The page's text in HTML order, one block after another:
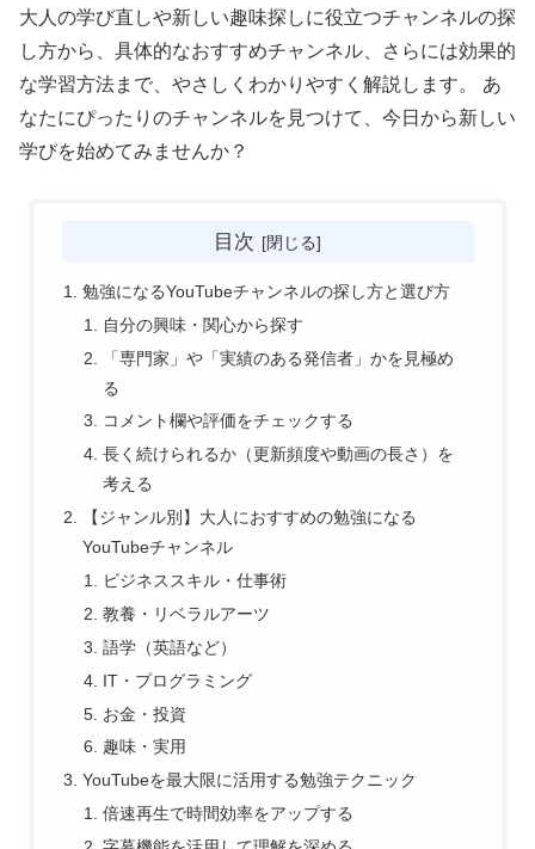
大人の学び直しや新しい趣味探しに役立つチャンネルの探
し方から、具体的なおすすめチャンネル、さらには効果的
な学習方法まで、やさしくわかりやすく解説します。 あ
なたにぴったりのチャンネルを見つけて、今日から新しい
学びを始めてみませんか？
目次
勉強になるYouTubeチャンネルの探し方と選び方
自分の興味・関心から探す
「専門家」や「実績のある発信者」かを見極め
る
コメント欄や評価をチェックする
長く続けられるか（更新頻度や動画の長さ）を
考える
【ジャンル別】大人におすすめの勉強になる
YouTubeチャンネル
ビジネススキル・仕事術
教養・リベラルアーツ
語学（英語など）
IT・プログラミング
お金・投資
趣味・実用
YouTubeを最大限に活用する勉強テクニック
倍速再生で時間効率をアップする